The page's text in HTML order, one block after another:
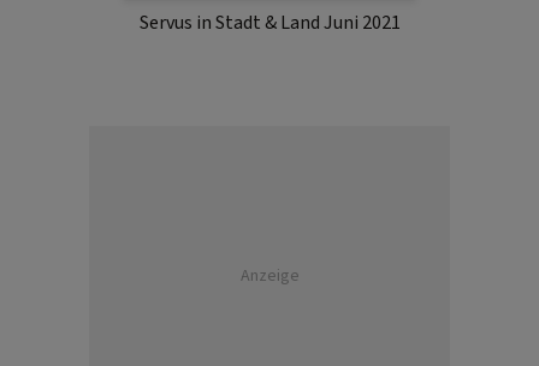
Servus in Stadt & Land Juni 2021
Anzeige